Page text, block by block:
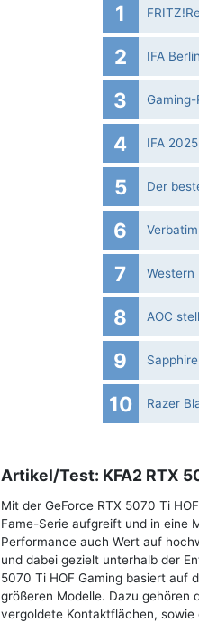
1
2
IFA
3
4
IFA
5
Der
6
7
Western
8
AOC
9
10
Razer
Artikel/Test: KFA2 RTX
Mit der GeForce RTX 5070 Ti
Fame-Serie aufgreift und in eine
Performance auch Wert auf
und dabei gezielt unterhalb der
5070 Ti HOF Gaming basiert auf
größeren Modelle. Dazu gehören
vergoldete Kontaktflächen,